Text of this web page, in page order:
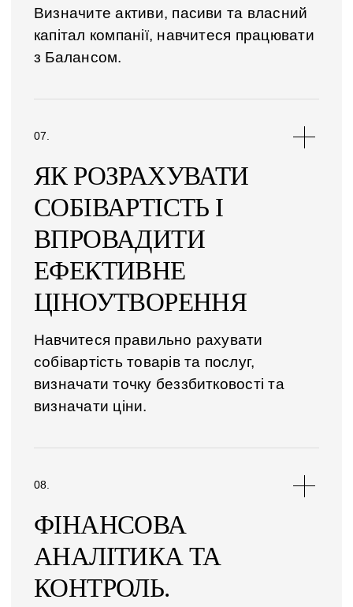
Визначите активи, пасиви та власний
капітал компанії, навчитеся працювати
з Балансом.
ЯК РОЗРАХУВАТИ
СОБІВАРТІСТЬ І
ВПРОВАДИТИ
ЕФЕКТИВНЕ
ЦІНОУТВОРЕННЯ
Навчитеся правильно рахувати
собівартість товарів та послуг,
визначати точку беззбитковості та
визначати ціни.
ФІНАНСОВА
АНАЛІТИКА ТА
КОНТРОЛЬ.